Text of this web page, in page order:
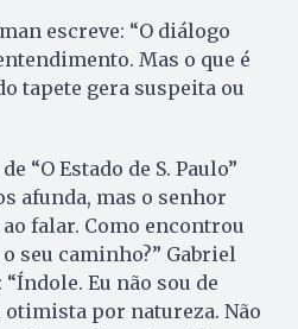
escreve: “O diálogo
Mas o que é
tapete gera suspeita ou
“O Estado de S. Paulo”
afunda, mas o senhor
falar. Como encontrou
seu caminho?” Gabriel
Eu não sou de
por natureza. Não